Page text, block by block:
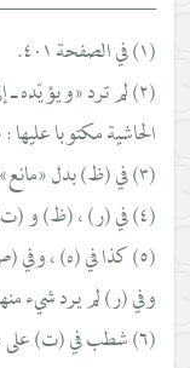
(١) في الصفحة ٤٠١.
(٢) لم ترد «ويؤيّده
الحاشية مكتوبا
(٣) في (ظ) بدل «مانع» : «مخرج».
(٤) في (ر) ، (ظ) و (ت) زيادة : «للعامّ» ، وفي (ص) كتب عليه : «خ».
(٥) كذا في (ه) ،
وفي (ر) لم يرد شيء
(٦) شطب في (ت) على : «بالدليل لا».